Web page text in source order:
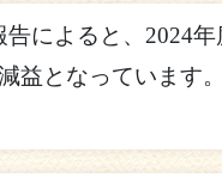
によると、2024年
益となっています